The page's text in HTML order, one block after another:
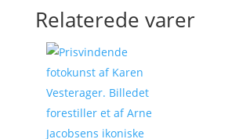
Relaterede varer